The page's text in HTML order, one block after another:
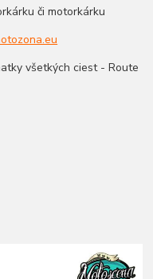
či motorkárku
všetkých ciest - Route